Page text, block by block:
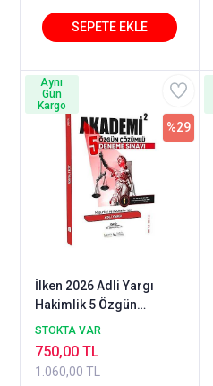
İlken 2026 Adli Yargı
Hakimlik 5 Özgün
Deneme Çözümlü - Barış
STOKTA VAR
1.060,00 TL
%29
750,00 TL
Aynı
Gün
Kargo